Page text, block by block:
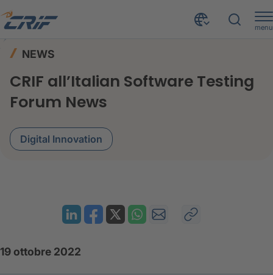
menu
NEWS
CRIF all’Italian Software Testing
Forum News
Digital Innovation
19 ottobre 2022